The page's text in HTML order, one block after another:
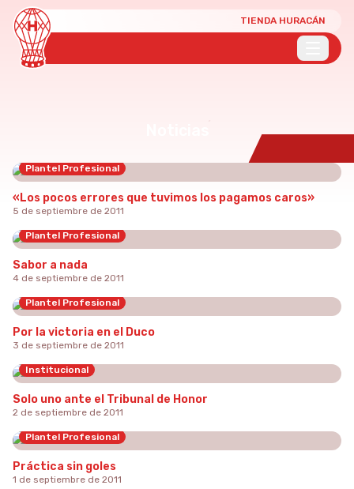
TIENDA HURACÁN
Plantel Profesional
«Los pocos errores que tuvimos los pagamos caros»
5 de septiembre de 2011
Plantel Profesional
Sabor a nada
4 de septiembre de 2011
Plantel Profesional
Por la victoria en el Duco
3 de septiembre de 2011
Institucional
Solo uno ante el Tribunal de Honor
2 de septiembre de 2011
Plantel Profesional
Práctica sin goles
1 de septiembre de 2011